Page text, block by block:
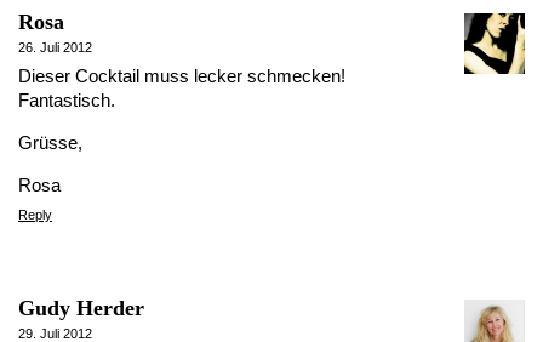
Rosa
26. Juli 2012
Dieser Cocktail muss lecker schmecken!
Fantastisch.
Grüsse,
Rosa
Reply
Gudy Herder
29. Juli 2012